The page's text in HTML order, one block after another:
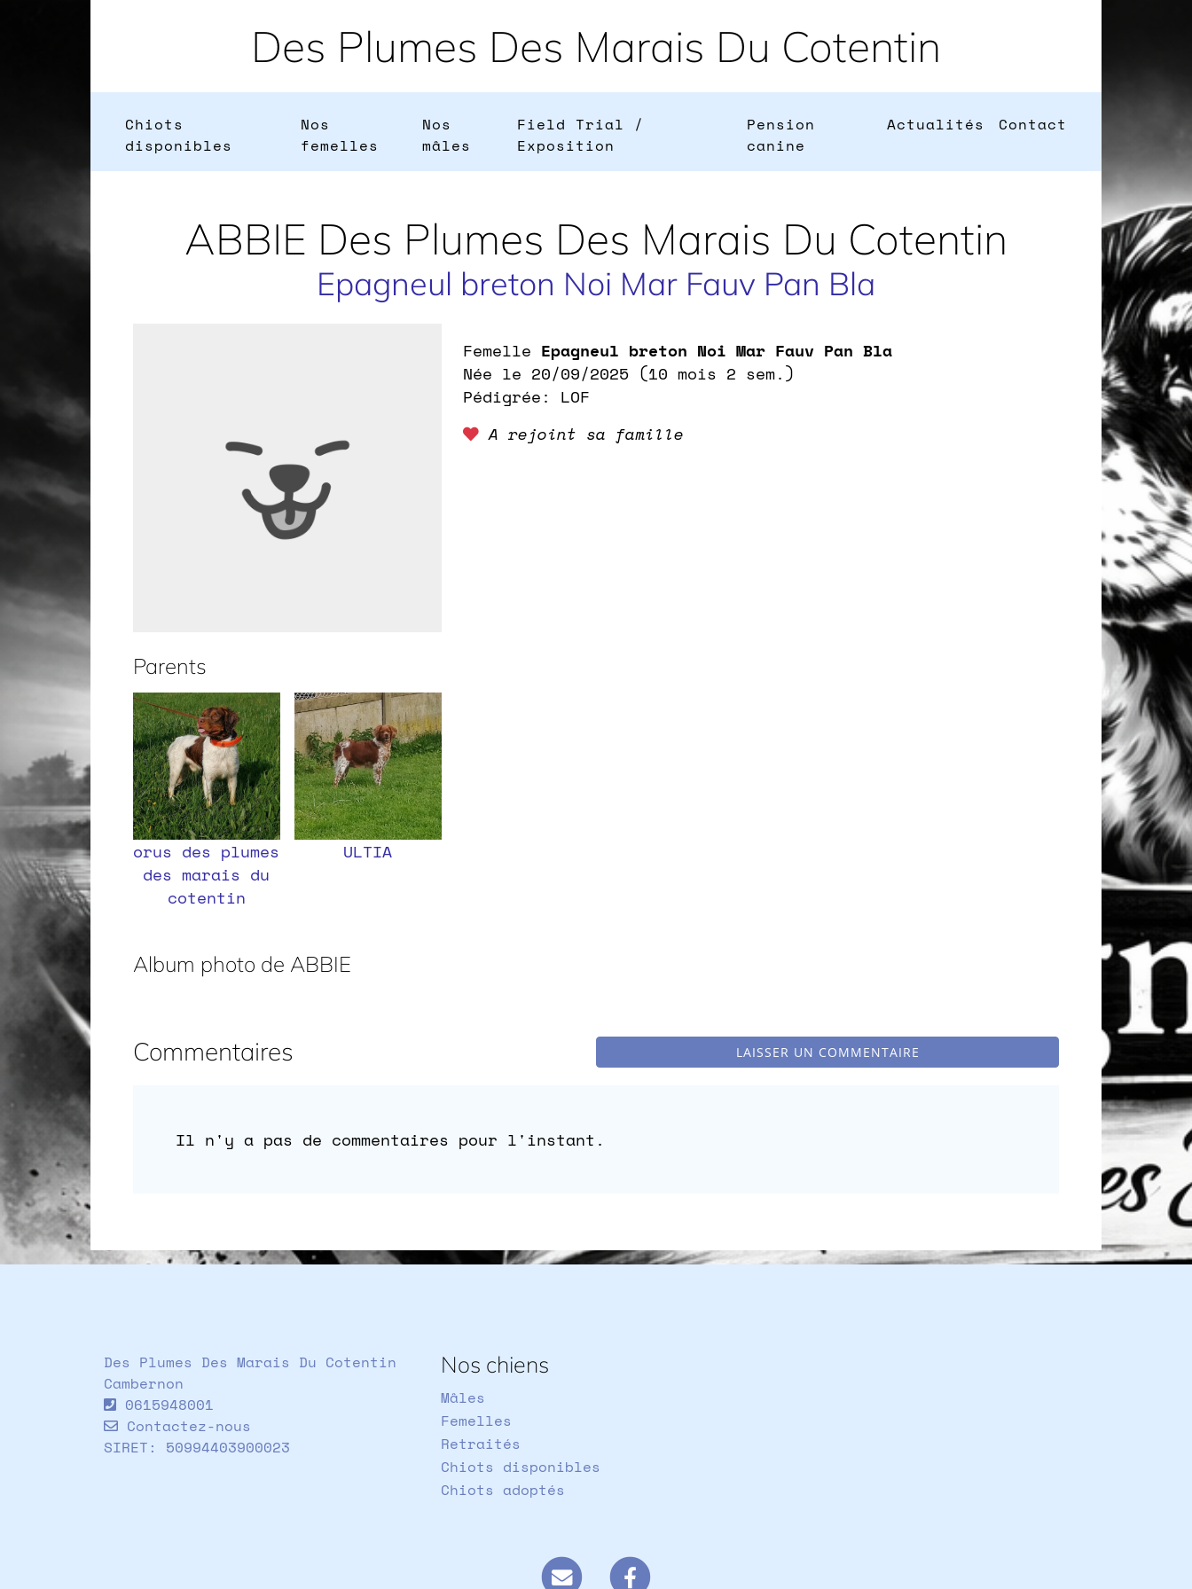
Des Plumes Des Marais Du Cotentin
Chiots
disponibles
Nos
femelles
Nos
mâles
Field Trial /
Exposition
Pension
canine
Actualités Contact
ABBIE Des Plumes Des Marais Du Cotentin
Epagneul breton Noi Mar Fauv Pan Bla
Parents
orus des plumes
des marais du
cotentin
ULTIA
Femelle Epagneul breton Noi Mar Fauv Pan Bla
Née le 20/09/2025 (10 mois 2 sem.)
Pédigrée: LOF
A rejoint sa famille
Album photo de ABBIE
Commentaires LAISSER UN COMMENTAIRE
Il n'y a pas de commentaires pour l'instant.
Des Plumes Des Marais Du Cotentin
Cambernon
0615948001
Contactez-nous
SIRET: 50994403900023
Nos chiens
Mâles
Femelles
Retraités
Chiots disponibles
Chiots adoptés